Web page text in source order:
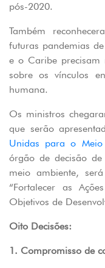
pós-2020.
Também
futuras pandemias
e o Caribe precisam
sobre os vínculos
humana.
Os ministros
que serão
Unidas para o Meio
órgão de decisão
meio ambiente,
“Fortalecer as
Objetivos de
Oito Decisões:
1. Compromisso de